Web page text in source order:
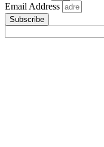
Email Address
Subscribe